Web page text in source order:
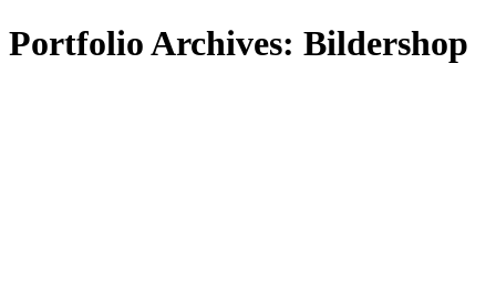
Portfolio Archives: Bildershop